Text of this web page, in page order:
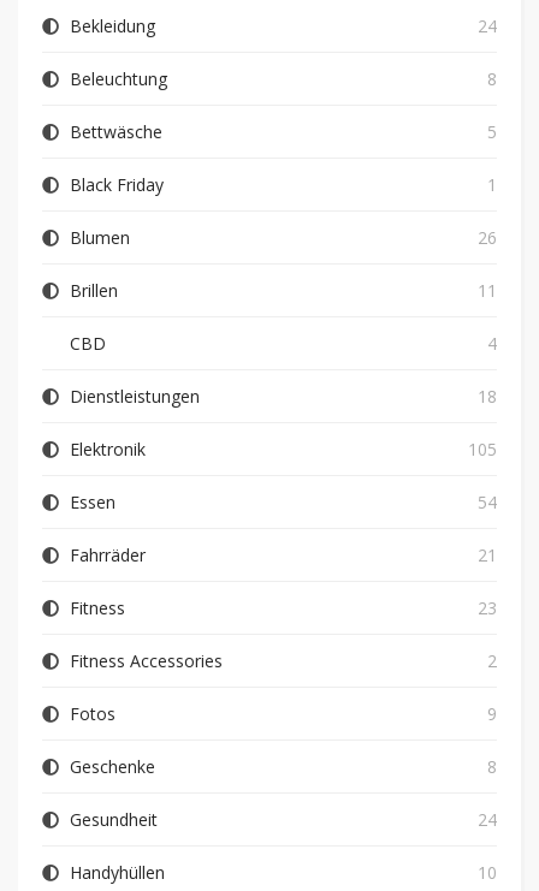
Bekleidung 24
Beleuchtung 8
Bettwäsche 5
Black Friday 1
Blumen 26
Brillen 11
CBD 4
Dienstleistungen 18
Elektronik 105
Essen 54
Fahrräder 21
Fitness 23
Fitness Accessories 2
Fotos 9
Geschenke 8
Gesundheit 24
Handyhüllen 10